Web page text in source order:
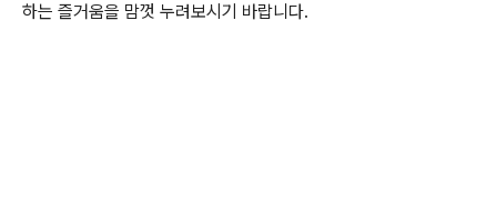
하는 즐거움을 맘껏 누려보시기 바랍니다.